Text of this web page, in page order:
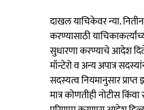
दाखल याचिकेवर न्या.
करण्यासाठी
सुधारणा करण्याचे आदेश
मॉन्टेरो व अन्य अपात्र
सदस्यत्व नियमानुसार
मात्र कोणतीही नोटीस